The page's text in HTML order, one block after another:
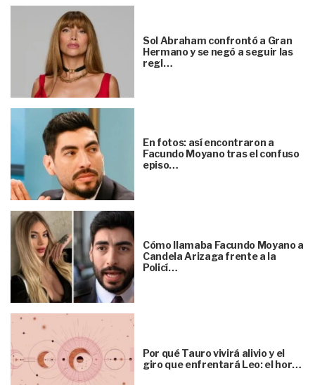
Sol Abraham confrontó a Gran
Hermano y se negó a seguir las
regl…
En fotos: así encontraron a
Facundo Moyano tras el confuso
episo…
Cómo llamaba Facundo Moyano a
Candela Arizaga frente a la
Policí…
Por qué Tauro vivirá alivio y el
giro que enfrentará Leo: el hor…